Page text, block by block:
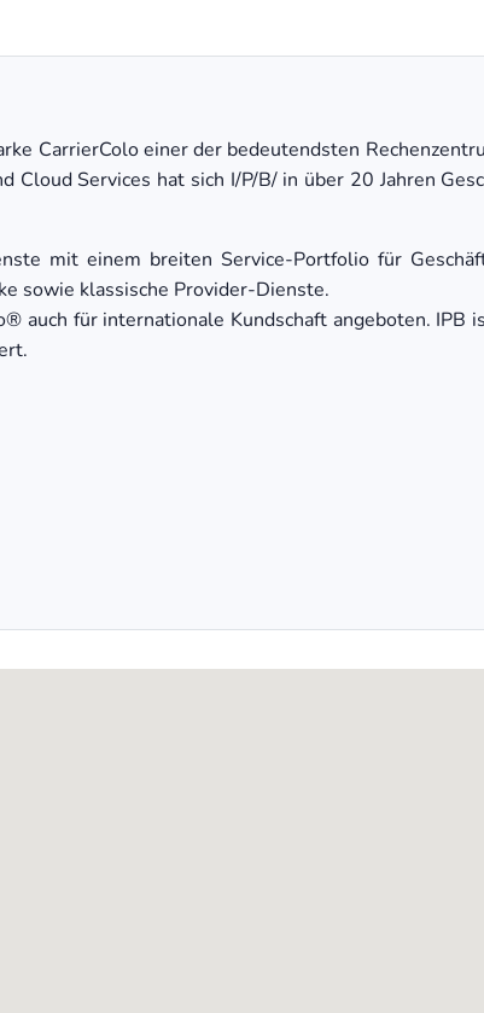
CarrierColo einer der bedeutendsten
Services hat sich I/P/B/ in über 20 Jahren
mit einem breiten Service-Portfolio für
sowie klassische Provider-Dienste.
auch für internationale Kundschaft angeboten. IPB